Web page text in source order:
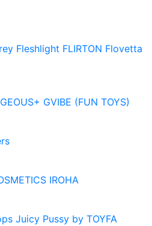
Fleshlight FLIRTON Flovetta
GVIBE (FUN TOYS)
IROHA
Juicy Pussy by TOYFA